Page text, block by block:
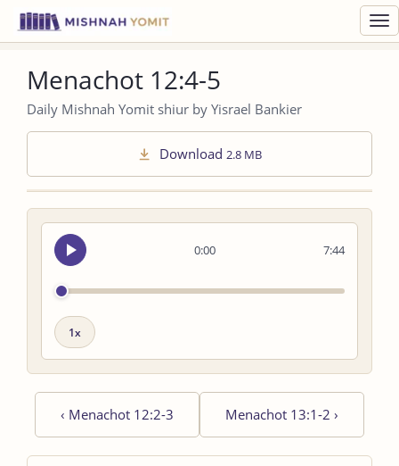
Menachot 12:4-5
Daily Mishnah Yomit shiur by Yisrael Bankier
Download 2.8 MB
0:00
Seek
audio
7:44
Playback
‹ Menachot 12:2-3 Menachot 13:1-2 ›